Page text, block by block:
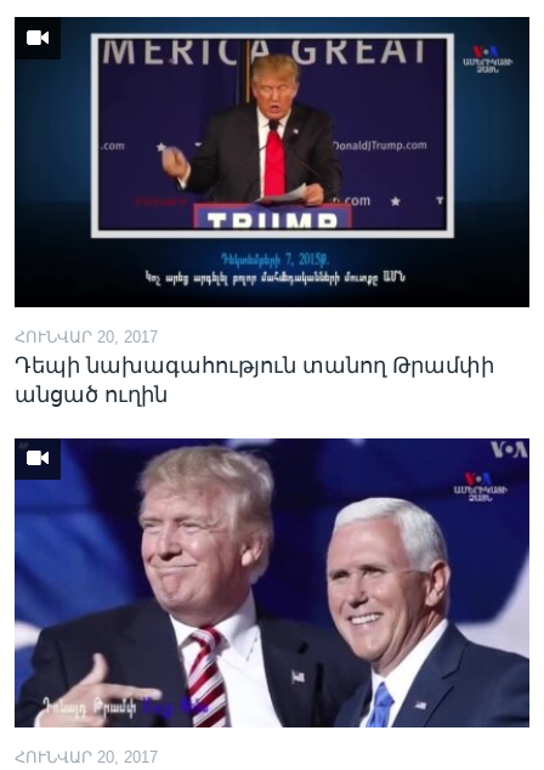
ՀՈՒՆՎԱՐ 20, 2017
Դեպի նախագահություն տանող Թրամփի
անցած ուղին
ՀՈՒՆՎԱՐ 20, 2017